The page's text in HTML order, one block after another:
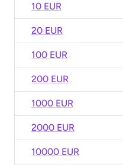
10 EUR
20 EUR
100 EUR
200 EUR
1000 EUR
2000 EUR
10000 EUR